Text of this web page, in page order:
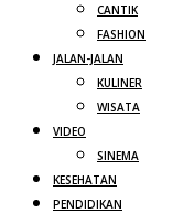
CANTIK
FASHION
JALAN-JALAN
KULINER
WISATA
VIDEO
SINEMA
KESEHATAN
PENDIDIKAN